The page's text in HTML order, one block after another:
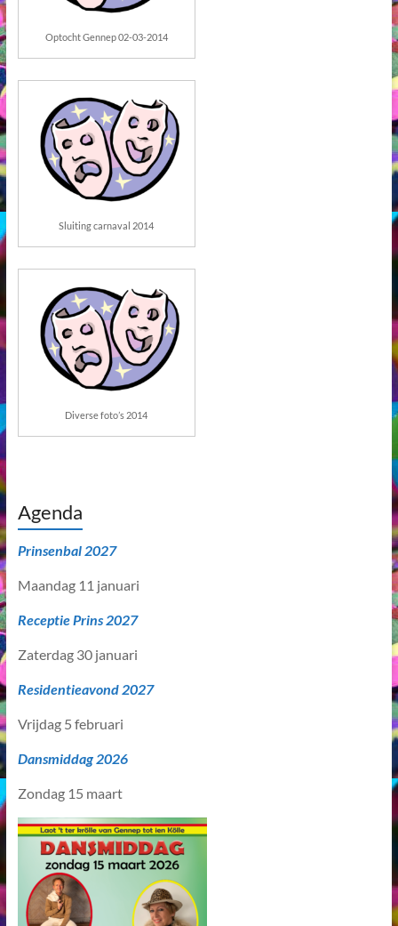
Optocht Gennep 02-03-2014
Sluiting carnaval 2014
Diverse foto’s 2014
Agenda
Prinsenbal 2027
Maandag 11 januari
Receptie Prins 2027
Zaterdag 30 januari
Residentieavond 2027
Vrijdag 5 februari
Dansmiddag 2026
Zondag 15 maart